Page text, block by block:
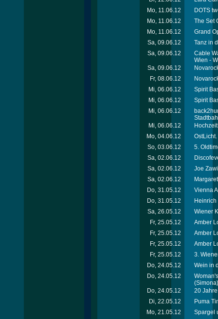
Mo, 11.06.12
DOTS
Mo, 11.06.12
The Set
Mo, 11.06.12
Grand
Sa, 09.06.12
Tanz in
Sa, 09.06.12
Cable
Wien -
Sa, 09.06.12
Fr, 08.06.12
Mi, 06.06.12
Spirit
Mi, 06.06.12
Spirit
Mi, 06.06.12
Mi, 06.06.12
Mo, 04.06.12
So, 03.06.12
5.
Sa, 02.06.12
Sa, 02.06.12
Joe
Sa, 02.06.12
Do, 31.05.12
Vienna
Do, 31.05.12
Sa, 26.05.12
Wiener
Fr, 25.05.12
Amber
Fr, 25.05.12
Amber
Fr, 25.05.12
Amber
Fr, 25.05.12
3.
Do, 24.05.12
Wein in
Do, 24.05.12
(Simona)
Do, 24.05.12
20
Di, 22.05.12
Puma
Mo, 21.05.12
Spargel